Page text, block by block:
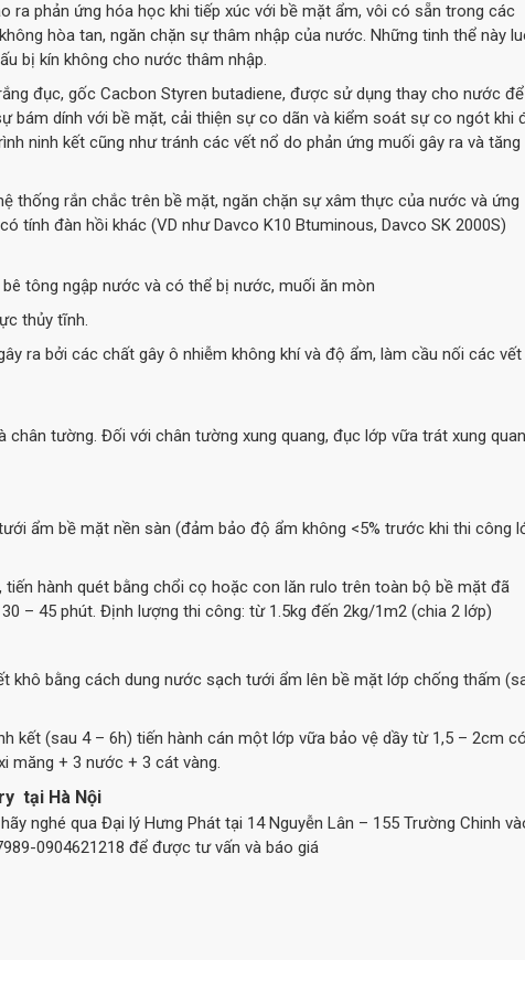
ra phản ứng hóa học khi tiếp xúc với bề mặt ẩm, vôi có sẵn trong các
hòa tan, ngăn chặn sự thâm nhập của nước. Những tinh thể này
bị kín không cho nước thâm nhập.
đục, gốc Cacbon Styren butadiene, được sử dụng thay cho nước để
bám dính với bề mặt, cải thiện sự co dãn và kiểm soát sự co ngót khi
ninh kết cũng như tránh các vết nổ do phản ứng muối gây ra và tăng
thống rắn chắc trên bề mặt, ngăn chặn sự xâm thực của nước và ứng
tính đàn hồi khác (VD như Davco K10 Btuminous, Davco SK 2000S)
tông ngập nước và có thể bị nước, muối ăn mòn
thủy tĩnh.
ra bởi các chất gây ô nhiễm không khí và độ ẩm, làm cầu nối các vết
tường. Đối với chân tường xung quang, đục lớp vữa trát xung
ẩm bề mặt nền sàn (đảm bảo độ ẩm không <5% trước khi thi công
hành quét bằng chổi cọ hoặc con lăn rulo trên toàn bộ bề mặt đã
– 45 phút. Định lượng thi công: từ 1.5kg đến 2kg/1m2 (chia 2 lớp)
bằng cách dung nước sạch tưới ẩm lên bề mặt lớp chống thấm
kết (sau 4 – 6h) tiến hành cán một lớp vữa bảo vệ dầy từ 1,5 – 2cm
măng + 3 nước + 3 cát vàng.
tại Hà Nội
nghé qua Đại lý Hưng Phát tại 14 Nguyễn Lân – 155 Trường Chinh
0904621218 để được tư vấn và báo giá